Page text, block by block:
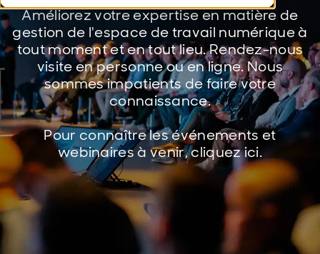
Améliorez votre expertise en matière de
gestion de l'espace de travail numérique à
tout moment et en tout lieu. Rendez-nous
visite en personne ou en ligne. Nous
sommes impatients de faire votre
connaissance.
Pour connaître les événements et
webinaires à venir, cliquez ici.